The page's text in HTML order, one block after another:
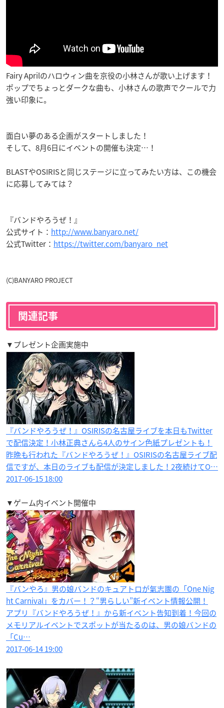
Fairy Aprilのハロウィン曲を京役の小林さんが歌い上げます！
ポップでちょっとダークな曲も、小林さんの歌声でクールで力
強い印象に。
面白い夢のある企画がスタートしました！
そして、8月6日にイベントの開催も決定…！
BLASTやOSIRISと同じステージに立ってみたい方は、この機会
に応募してみては？
『バンドやろうぜ！』
公式サイト： http://www.banyaro.net/
公式Twitter： https://twitter.com/banyaro_net
(C)BANYARO PROJECT
関連記事
▼プレゼント企画実施中
『バンドやろうぜ！』OSIRISの名古屋ライブを本日もTwitter
で配信決定！小林正典さんら4人のサイン色紙プレゼントも！
昨晩も行われた『バンドやろうぜ！』OSIRISの名古屋ライブ配
信ですが、本日のライブも配信が決定しました！2夜続けてO…
2017-06-15 18:00
▼ゲーム内イベント開催中
『バンやろ』男の娘バンドのキュアトロが氣志團の「One Nig
ht Carnival」をカバー！？“男らしい”新イベント情報公開！
アプリ『バンドやろうぜ！』から新イベント告知到着！今回の
メモリアルイベントでスポットが当たるのは、男の娘バンドの
「Cu…
2017-06-14 19:00